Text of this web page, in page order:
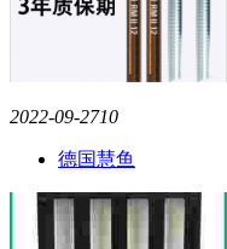
2022-09-2710
德国慧鱼